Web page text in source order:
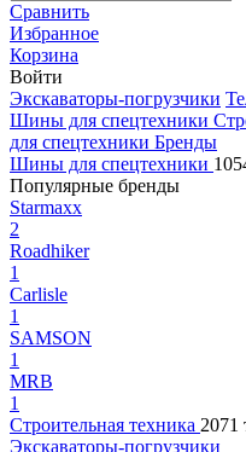
Сравнить
Избранное
Корзина
Войти
Экскаваторы-погрузчики
Шины для спецтехники
для спецтехники Бренды
Шины для спецтехники
Популярные бренды
Starmaxx
2
Roadhiker
1
Carlisle
1
SAMSON
1
MRB
1
Строительная техника 2071
Экскаваторы-погрузчики